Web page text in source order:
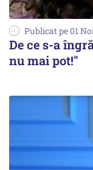
Publicat pe 01
De ce s-a
nu mai pot!"